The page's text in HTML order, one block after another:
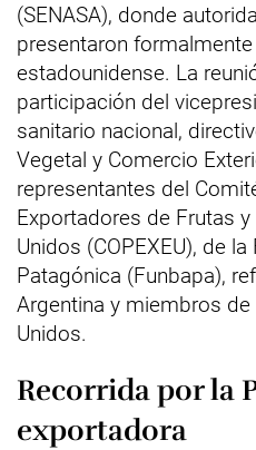
(SENASA), donde
presentaron
estadounidense. La
participación del
sanitario nacional,
Vegetal y Comercio
representantes del
Exportadores de Frutas
Unidos (COPEXEU), de
Patagónica (Funbapa),
Argentina y miembros
Unidos.
Recorrida por la
exportadora